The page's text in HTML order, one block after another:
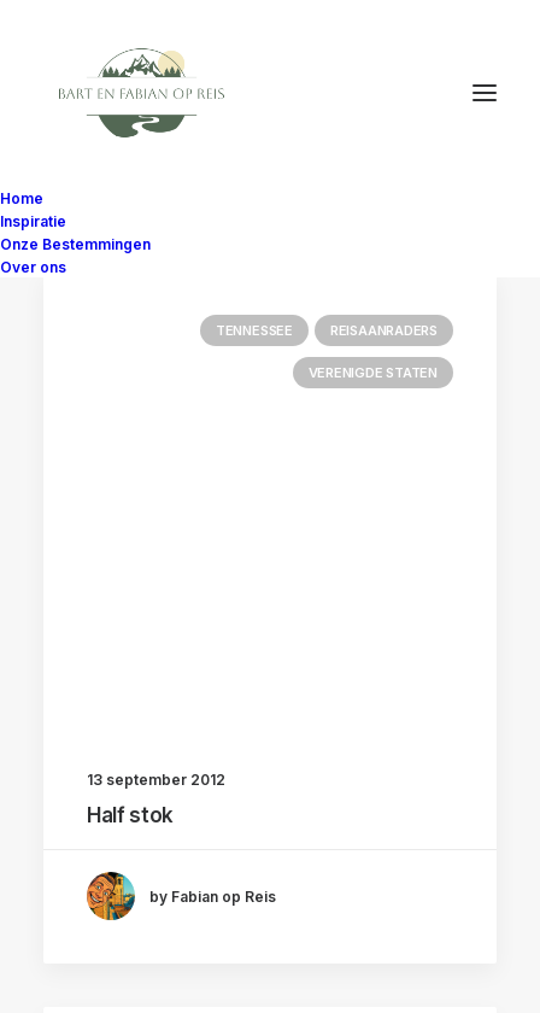
Home
Inspiratie
Onze Bestemmingen
Over ons
TENNESSEE REISAANRADERS
VERENIGDE STATEN
13 september 2012
Half stok
by Fabian op Reis